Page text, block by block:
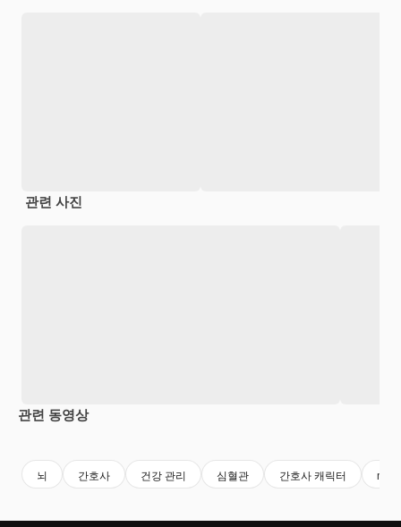
관련 사진
관련 동영상
뇌 간호사 건강 관리 심혈관 간호사 캐릭터